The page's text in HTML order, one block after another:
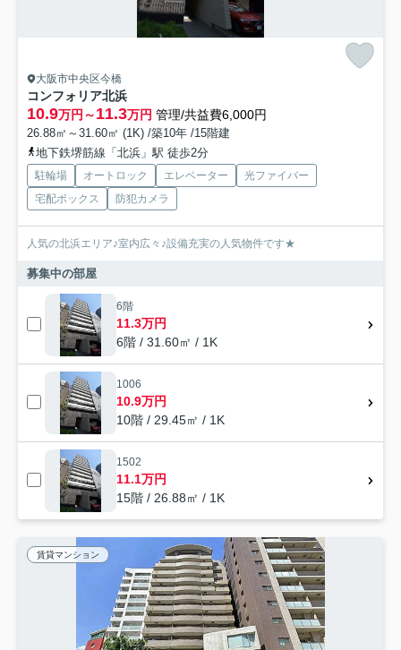
大阪市中央区今橋
コンフォリア北浜
10.9万円～11.3万円 管理/共益費6,000円
26.88㎡～31.60㎡ (1K) /築10年 /15階建
地下鉄堺筋線「北浜」駅 徒歩2分
駐輪場 オートロック エレベーター
光ファイバー
宅配ボックス
防犯カメラ
人気の北浜エリア♪室内広々♪設備充実の人気物件です★
募集中の部屋
6階
11.3万円
6階 / 31.60㎡ / 1K
1006
10.9万円
10階 / 29.45㎡ / 1K
1502
11.1万円
15階 / 26.88㎡ / 1K
賃貸マンション